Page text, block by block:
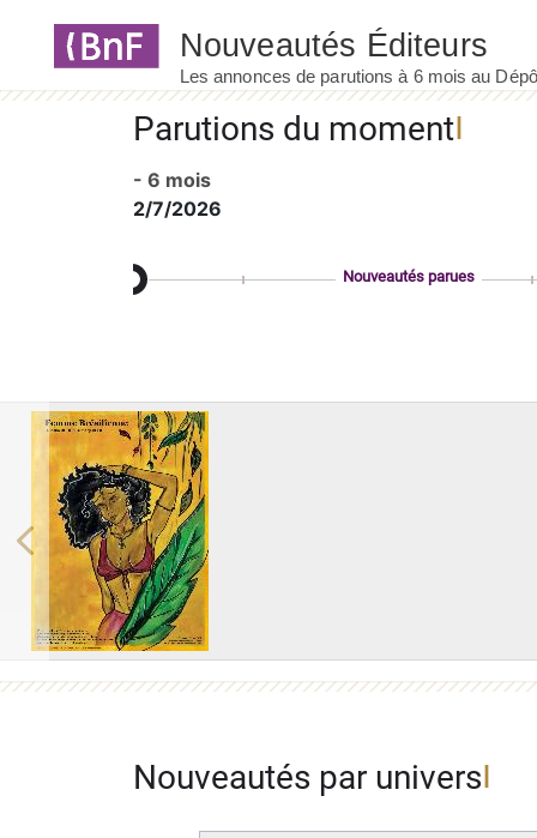
Parutions du moment
- 6 mois
2/7/2026
Nouveautés parues
Previous
Nouveautés par univers